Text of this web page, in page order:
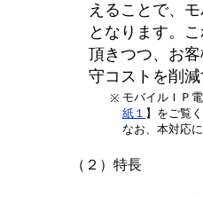
えることで、
となります。
頂きつつ、お
守コストを削
※ モバイルＩＰ
紙１ 】をご覧く
なお、本対応
（２）特長